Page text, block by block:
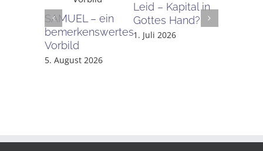
SAMUEL – ein
bemerkenswertes
Vorbild
5. August 2026
Leid – Kapital in
Gottes Hand?
1. Juli 2026